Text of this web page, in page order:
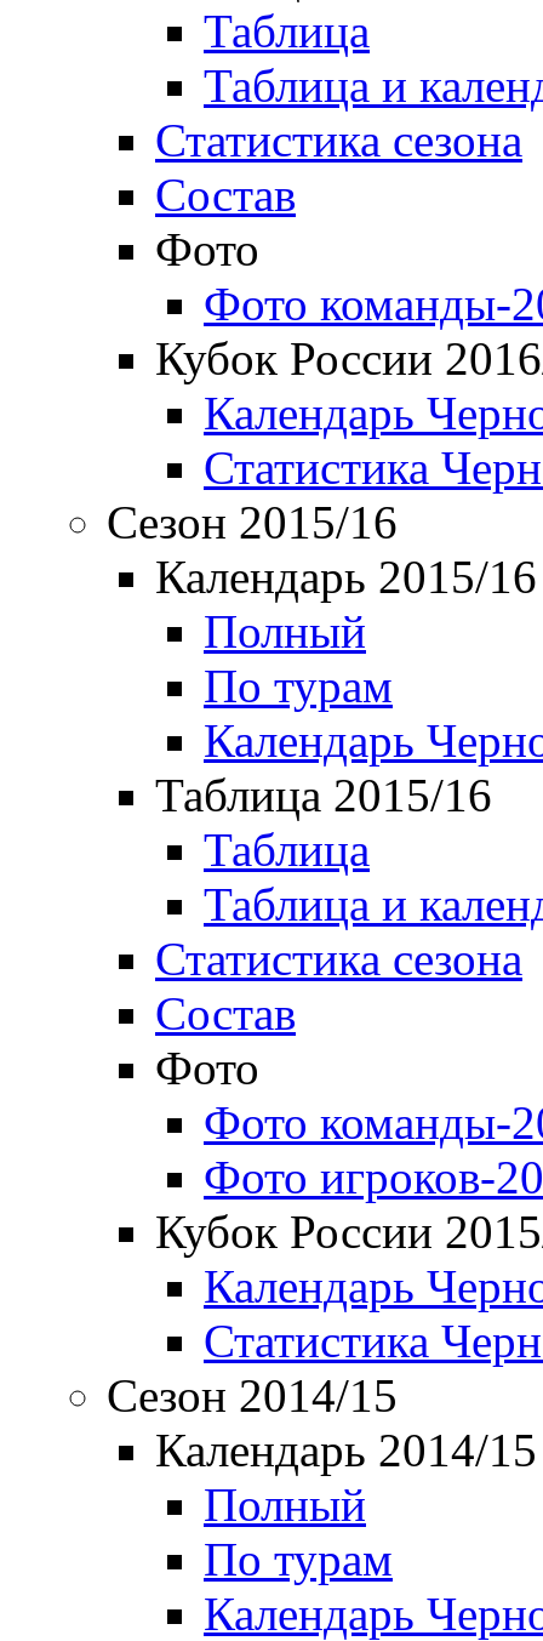
Таблица
Таблица и
Статистика сезона
Состав
Фото
Фото команды-
Кубок России
Календарь
Статистика
Сезон 2015/16
Календарь 2015/16
Полный
По турам
Календарь
Таблица 2015/16
Таблица
Таблица и
Статистика сезона
Состав
Фото
Фото команды-
Фото игроков-
Кубок России
Календарь
Статистика
Сезон 2014/15
Календарь 2014/15
Полный
По турам
Календарь